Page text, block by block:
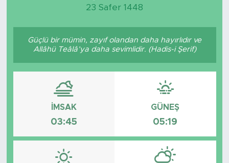
23 Safer 1448
Güçlü bir mümin, zayıf olandan daha hayırlıdır ve
Allâhü Teâlâ’ya daha sevimlidir. (Hadis-i Şerif)
İMSAK
03:45
GÜNEŞ
05:19
OTOMOBİL
Son Dakika Haberleri
Haber Arşivi